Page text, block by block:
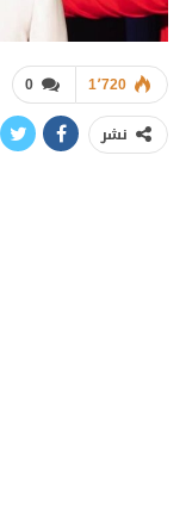
0 1٬720
نشر